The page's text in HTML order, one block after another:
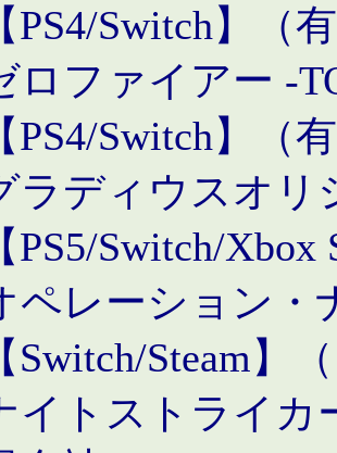
【PS4/Switch】（
ロファイアー -
【PS4/Switch】（
ラディウスオリ
【PS5/Switch/
ペレーション・
【Switch/Steam】
イトストライカ